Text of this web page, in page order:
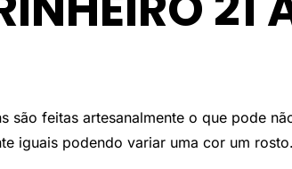
são feitas artesanalmente o que pode
iguais podendo variar uma cor um rosto.